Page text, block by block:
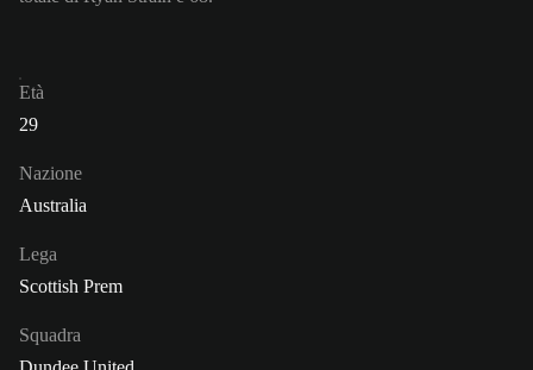
Età
29
Nazione
Australia
Lega
Scottish Prem
Squadra